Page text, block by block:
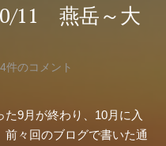
11 燕岳～大
4件のコメント
9月が終わり、10月に入
々回のブログで書いた通